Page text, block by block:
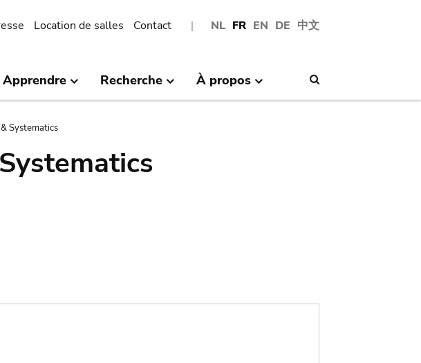
NL FR EN DE 中文
Location de salles Contact
Apprendre Recherche À propos
Systematics